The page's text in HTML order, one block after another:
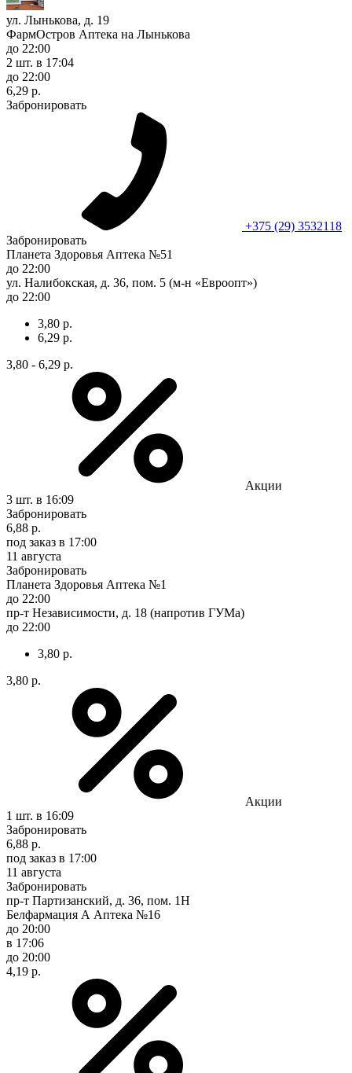
ул. Лынькова, д. 19
ФармОстров Аптека на Лынькова
до 22:00
2 шт. в 17:04
до 22:00
6,29 р.
Забронировать
+375 (29) 3532118
Забронировать
Планета Здоровья Аптека №51
до 22:00
ул. Налибокская, д. 36, пом. 5 (м-н «Евроопт»)
до 22:00
3,80 р.
6,29 р.
3,80 - 6,29 р.
Акции
3 шт. в 16:09
Забронировать
6,88 р.
под заказ в 17:00
11 августа
Забронировать
Планета Здоровья Аптека №1
до 22:00
пр-т Независимости, д. 18 (напротив ГУМа)
до 22:00
3,80 р.
3,80 р.
Акции
1 шт. в 16:09
Забронировать
6,88 р.
под заказ в 17:00
11 августа
Забронировать
пр-т Партизанский, д. 36, пом. 1Н
Белфармация А Аптека №16
до 20:00
в 17:06
до 20:00
4,19 р.